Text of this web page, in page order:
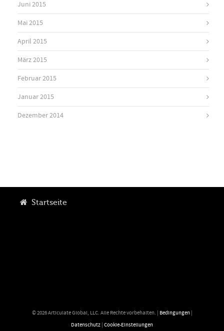
Juni 2015
Mai 2015
April 2015
März 2015
Februar 2015
Januar 2015
Dezember 2014
Startseite
© 2026 Articulate Global, LLC. Alle Rechte vorbehalten. | Bedingungen|
Datenschutz Cookie-Einstellungen